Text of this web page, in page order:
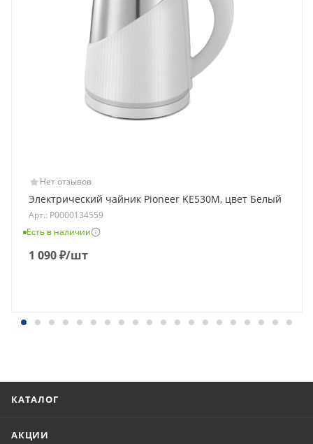
Нет отзывов
Электрический чайник Pioneer KE530M, цвет Белый
Арт.: Р0000134559
Есть в наличии
1 090₽/шт
КАТАЛОГ
АКЦИИ